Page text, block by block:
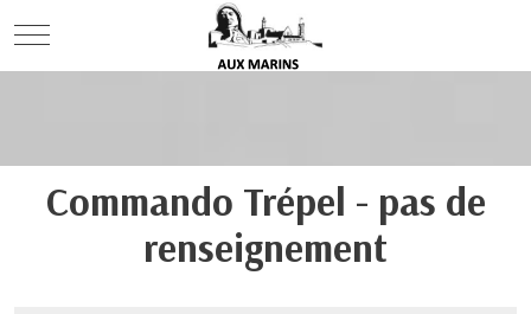
Mobile Menu Toggle
Commando Trépel - pas de
renseignement